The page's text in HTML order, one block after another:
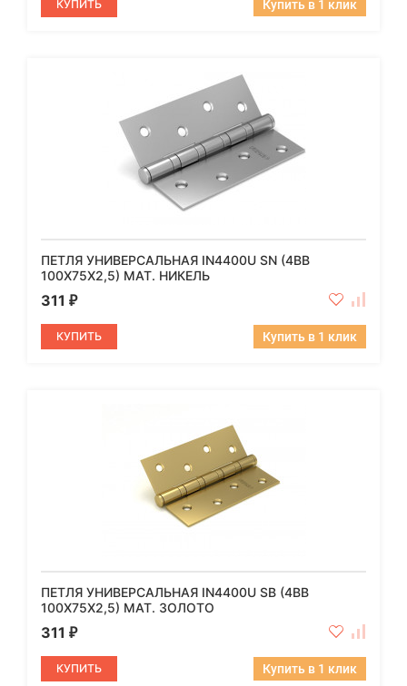
КУПИТЬ Купить в 1 клик
ПЕТЛЯ УНИВЕРСАЛЬНАЯ IN4400U SN (4BB
100X75X2,5) МАТ. НИКЕЛЬ
311 ₽
КУПИТЬ Купить в 1 клик
ПЕТЛЯ УНИВЕРСАЛЬНАЯ IN4400U SB (4BB
100X75X2,5) МАТ. ЗОЛОТО
311 ₽
КУПИТЬ Купить в 1 клик